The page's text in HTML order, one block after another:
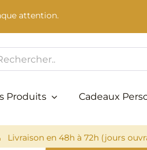
attention.
Produits Cadeaux
Livraison en 48h à 72h (jours